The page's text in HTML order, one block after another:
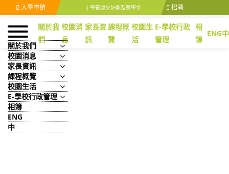
入學申請 學費減免計劃及獎學金 招聘
關於我
們
校園消
息
家長資
訊
課程概
覽
校園生
活
E-學校行政
管理
相
簿
ENG中
關於我們
校園消息
家長資訊
課程概覽
校園生活
E-學校行政管理
相簿
ENG
中